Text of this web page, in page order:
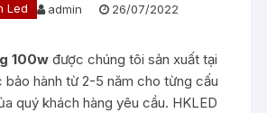
Led admin 26/07/2022
100w được chúng tôi sản xuất tại
bảo hành từ 2-5 năm cho từng cấu
quý khách hàng yêu cầu. HKLED